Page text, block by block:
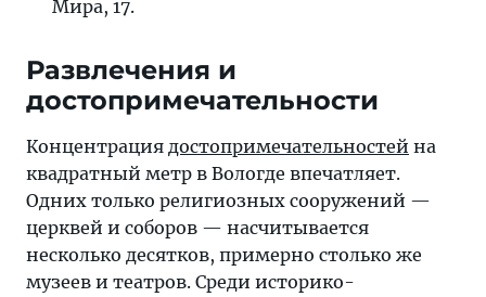
Мира, 17.
Развлечения и
достопримечательности
Концентрация достопримечательностей на
квадратный метр в Вологде впечатляет.
Одних только религиозных сооружений —
церквей и соборов — насчитывается
несколько десятков, примерно столько же
музеев и театров. Среди историко-